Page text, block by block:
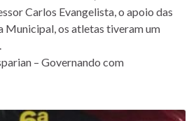
Carlos Evangelista, o apoio das
Municipal, os atletas tiveram um
– Governando com